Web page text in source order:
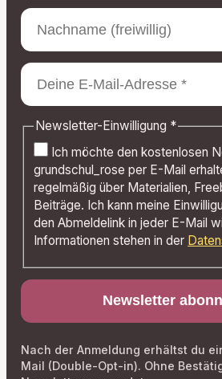
Newsletter-Einwilligung *
Ich möchte den kostenlosen
grundschul_rose per E-Mail
regelmäßig über Materialien,
Beiträge. Ich kann meine
den Abmeldelink in jeder E-Mail
Informationen stehen in der
Nach der Anmeldung erhältst du
Mail (Double-Opt-in). Ohne